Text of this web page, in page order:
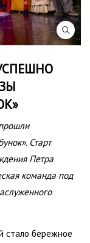
Старт
Петра
команда под
стало бережное